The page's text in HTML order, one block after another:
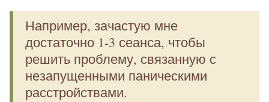
Например, зачастую мне
достаточно 1-3 сеанса, чтобы
решить проблему, связанную с
незапущенными паническими
расстройствами.